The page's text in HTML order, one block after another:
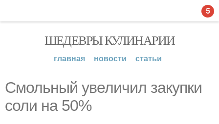
ШЕДЕВРЫ КУЛИНАРИИ
главная новости статьи
Смольный увеличил закупки
соли на 50%
5